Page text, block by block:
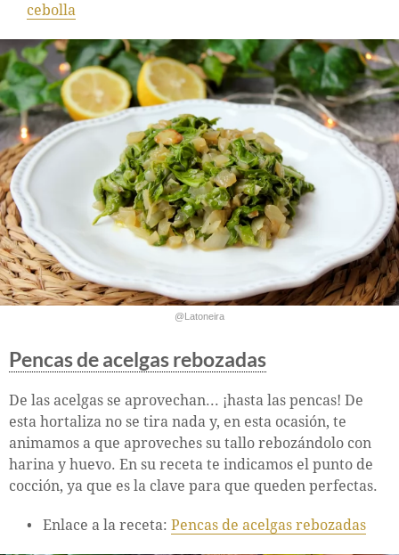
cebolla
@Latoneira
Pencas de acelgas rebozadas
De las acelgas se aprovechan... ¡hasta las pencas! De
esta hortaliza no se tira nada y, en esta ocasión, te
animamos a que aproveches su tallo rebozándolo con
harina y huevo. En su receta te indicamos el punto de
cocción, ya que es la clave para que queden perfectas.
Enlace a la receta: Pencas de acelgas rebozadas